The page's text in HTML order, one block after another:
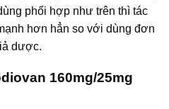
phối hợp như trên thì tác
hơn hẳn so với dùng đơn
dược.
160mg/25mg